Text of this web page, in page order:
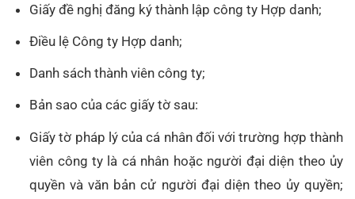
Giấy đề nghị đăng ký thành lập công ty Hợp danh;
Điều lệ Công ty Hợp danh;
Danh sách thành viên công ty;
Bản sao của các giấy tờ sau:
Giấy tờ pháp lý của cá nhân đối với trường hợp thành
viên công ty là cá nhân hoặc người đại diện theo ủy
quyền và văn bản cử người đại diện theo ủy quyền;